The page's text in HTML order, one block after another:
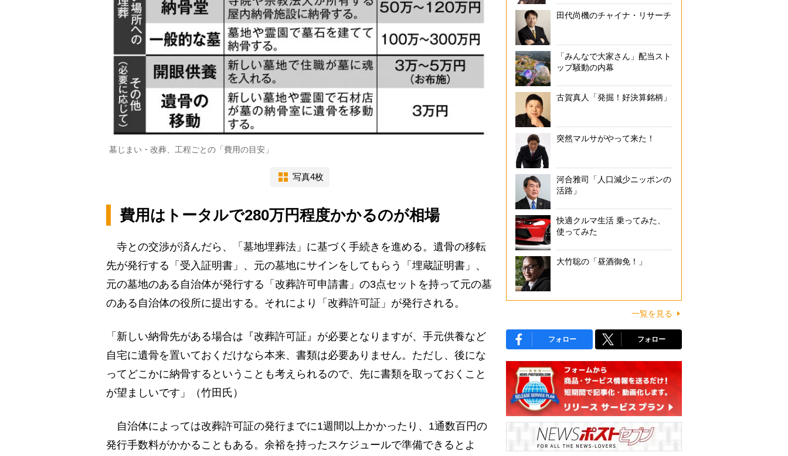
墓じまい・改葬、工程ごとの「費用の目安」
写真4枚
費用はトータルで280万円程度かかるのが相場
寺との交渉が済んだら、「墓地埋葬法」に基づく手続きを進める。遺骨の移転
先が発行する「受入証明書」、元の墓地にサインをしてもらう「埋蔵証明書」、
元の墓地のある自治体が発行する「改葬許可申請書」の3点セットを持って元の墓
のある自治体の役所に提出する。それにより「改葬許可証」が発行される。
「新しい納骨先がある場合は『改葬許可証』が必要となりますが、手元供養など
自宅に遺骨を置いておくだけなら本来、書類は必要ありません。ただし、後にな
ってどこかに納骨するということも考えられるので、先に書類を取っておくこと
が望ましいです」（竹田氏）
自治体によっては改葬許可証の発行までに1週間以上かかったり、1通数百円の
発行手数料がかかることもある。余裕を持ったスケジュールで準備できるとよ
田代尚機のチャイナ・リサーチ
「みんなで大家さん」配当スト
ップ騒動の内幕
古賀真人「発掘！好決算銘柄」
突然マルサがやって来た！
河合雅司「人口減少ニッポンの
活路」
快適クルマ生活 乗ってみた、
使ってみた
大竹聡の「昼酒御免！」
一覧を見る
フォロー フォロー